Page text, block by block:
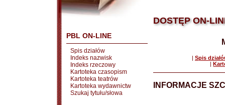
PBL ON-LINE
Spis działów
Indeks nazwisk
Indeks rzeczowy
Kartoteka czasopism
Kartoteka teatrów
Kartoteka wydawnictw
Szukaj tytułu/słowa
DOSTĘP ON-
| Spis
|
INFORMACJE